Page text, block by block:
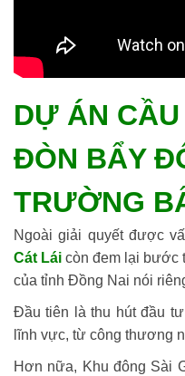
DỰ ÁN
ĐÒN BẨY
TRƯỜNG
Ngoài giải quyết được
Cát Lái còn đem lại bước
của tỉnh Đồng Nai nói
Đầu tiên là thu hút đầu
lĩnh vực, từ công thương
Hơn nữa, Khu đông Sài